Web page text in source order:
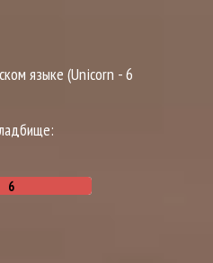
языке (Unicorn - 6